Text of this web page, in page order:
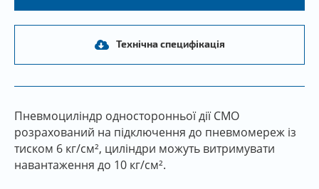
Технічна специфікація
Пневмоциліндр односторонньої дії CMO
розрахований на підключення до пневмомереж із
тиском 6 кг/см², циліндри можуть витримувати
навантаження до 10 кг/см².